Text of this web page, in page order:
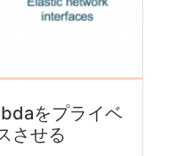
をプライベ
させる